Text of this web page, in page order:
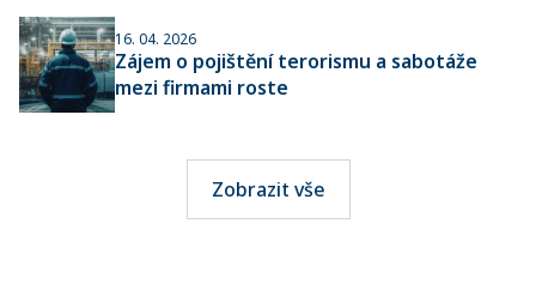
16. 04. 2026
Zájem o pojištění terorismu a sabotáže
mezi firmami roste
Zobrazit vše